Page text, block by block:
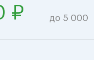
₽ до 5 000